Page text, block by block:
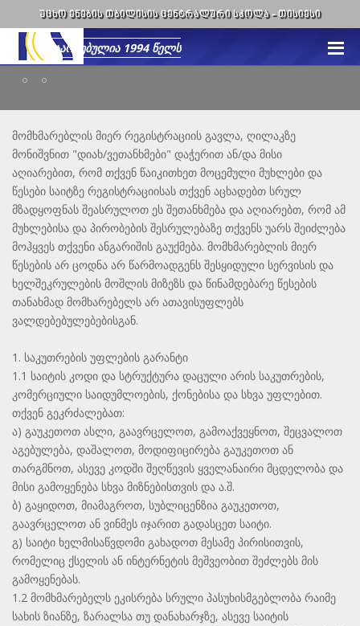
ᲣᲪᲮᲝ ᲔᲜᲔᲑᲘᲡ ᲗᲑᲘᲚᲘᲡᲘᲡ ᲪᲔᲜᲢᲠᲐᲚᲣᲠᲘ ᲡᲙᲝᲚᲐ -ᲗᲘᲡᲘᲔᲡᲘ
მომხმარებლის მიერ რეგისტრაციის გავლა, ღილაკზე
მონიშვნით "დიახ/ვეთანხმები" დაჭერით ან/და მისი
აღიარებით, რომ თქვენ წაიკითხეთ მოცემული მუხლები და
წესები საიტზე რეგისტრაციისას თქვენ აცხადებთ სრულ
მზადყოფნას შეასრულოთ ეს შეთანხმება და აღიარებთ, რომ ამ
მუხლებისა და პირობების შესრულებაზე თქვენს უარს შეიძლება
მოჰყვეს თქვენი ანგარიშის გაუქმება. მომხმარებლის მიერ
წესების არ ცოდნა არ წარმოადგენს შესყიდული სერვისის და
ხელშეკრულების მოშლის მიზეზს და წინამდებარე წესების
თანახმად მომხარებელს არ ათავისუფლებს
ვალდებებულებებისგან.
1. საკუთრების უფლების გარანტი
1.1 საიტის კოდი და სტრუქტურა დაცული არის საკუთრების,
კომერციული საიდუმლოების, ქონებისა და სხვა უფლებით.
თქვენ გეკრძალებათ:
ა) გაუკეთოთ ასლი, გაავრცელოთ, გამოაქვეყნოთ, შეცვალოთ
აგებულება, დაშალოთ, მოდიფიცირება გაუკეთოთ ან
თარგმნოთ, ასევე კოდში შეღწევის ყველანაირი მცდელობა და
მისი გამოყენება სხვა მიზნებისთვის და ა.შ.
ბ) გაყიდოთ, მიამაგროთ, სუბლიცენზია გაუკეთოთ,
გაავრცელოთ ან ვინმეს იჯარით გადასცეთ საიტი.
გ) საიტი ხელმისაწვდომი გახადოთ მესამე პირისითვის,
რომელიც ქსელის ან ინტერნეტის მეშვეობით შეძლებს მის
გამოყენებას.
1.2 მომხმარებელს ეკისრება სრული პასუხისმგებლობა რაიმე
სახის ზიანზე, ზარალსა თუ დანახარჯზე, ასევე საიტის